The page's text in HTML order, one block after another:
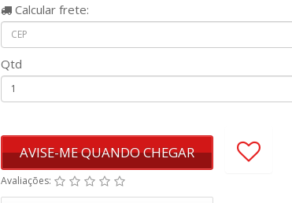
Calcular frete:
Qtd
AVISE-ME QUANDO CHEGAR
Avaliações: